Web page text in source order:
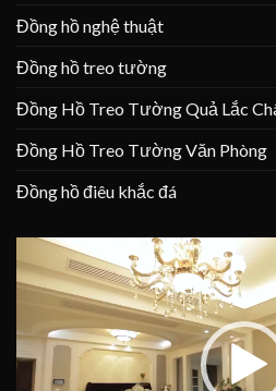
Đồng hồ nghệ thuật
Đồng hồ treo tường
Đồng Hồ Treo Tường Quả Lắc
Đồng Hồ Treo Tường Văn Phòng
Đồng hồ điêu khắc đá
Trình
chơi